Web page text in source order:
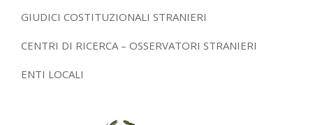
GIUDICI COSTITUZIONALI STRANIERI
CENTRI DI RICERCA – OSSERVATORI STRANIERI
ENTI LOCALI